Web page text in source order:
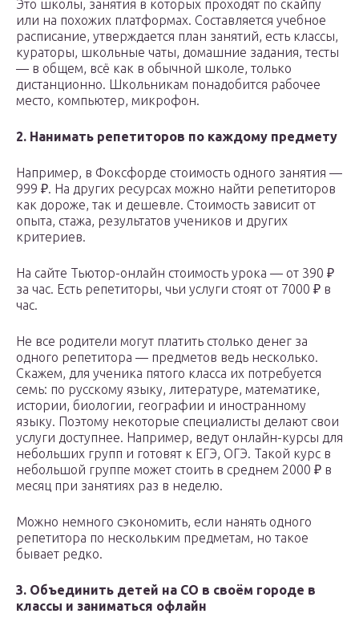
Это школы, занятия в которых проходят по скайпу
или на похожих платформах. Составляется учебное
расписание, утверждается план занятий, есть классы,
кураторы, школьные чаты, домашние задания, тесты
— в общем, всё как в обычной школе, только
дистанционно. Школьникам понадобится рабочее
место, компьютер, микрофон.
2. Нанимать репетиторов по каждому предмету
Например, в Фоксфорде стоимость одного занятия —
999 ₽. На других ресурсах можно найти репетиторов
как дороже, так и дешевле. Стоимость зависит от
опыта, стажа, результатов учеников и других
критериев.
На сайте Тьютор-онлайн стоимость урока — от 390 ₽
за час. Есть репетиторы, чьи услуги стоят от 7000 ₽ в
час.
Не все родители могут платить столько денег за
одного репетитора — предметов ведь несколько.
Скажем, для ученика пятого класса их потребуется
семь: по русскому языку, литературе, математике,
истории, биологии, географии и иностранному
языку. Поэтому некоторые специалисты делают свои
услуги доступнее. Например, ведут онлайн-курсы для
небольших групп и готовят к ЕГЭ, ОГЭ. Такой курс в
небольшой группе может стоить в среднем 2000 ₽ в
месяц при занятиях раз в неделю.
Можно немного сэкономить, если нанять одного
репетитора по нескольким предметам, но такое
бывает редко.
3. Объединить детей на СО в своём городе в
классы и заниматься офлайн